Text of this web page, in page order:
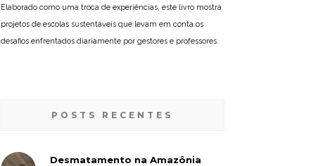
Elaborado como uma troca de experiências, este livro mostra
projetos de escolas sustentáveis que levam em conta os
desafios enfrentados diariamente por gestores e professores.
POSTS RECENTES
Desmatamento na Amazônia